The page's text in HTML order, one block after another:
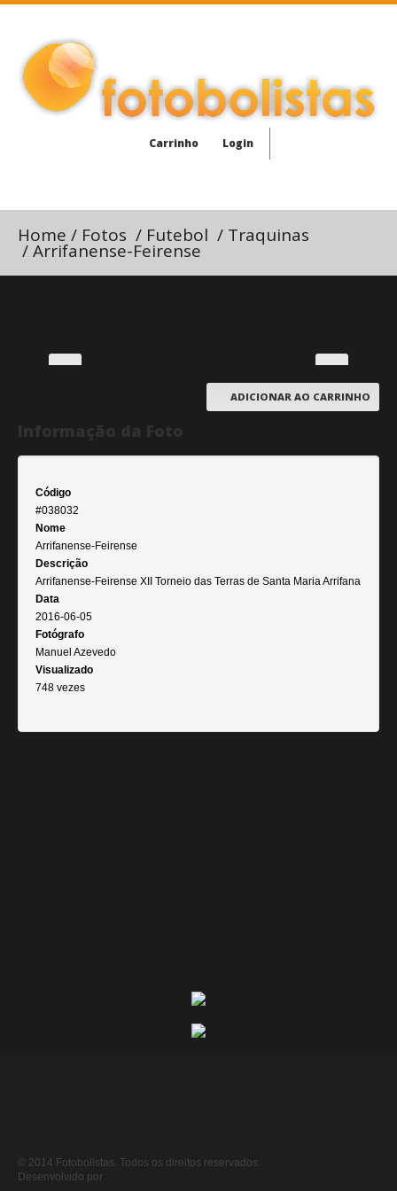
Carrinho Login
Home / Fotos / Futebol / Traquinas
/Arrifanense-Feirense
ADICIONAR AO CARRINHO
Código
#038032
Nome
Arrifanense-Feirense
Descrição
Arrifanense-Feirense XII Torneio das Terras de Santa Maria Arrifana
Data
2016-06-05
Fotógrafo
Manuel Azevedo
Visualizado
748 vezes
© 2014 Fotobolistas. Todos os direitos reservados.
Desenvolvido por